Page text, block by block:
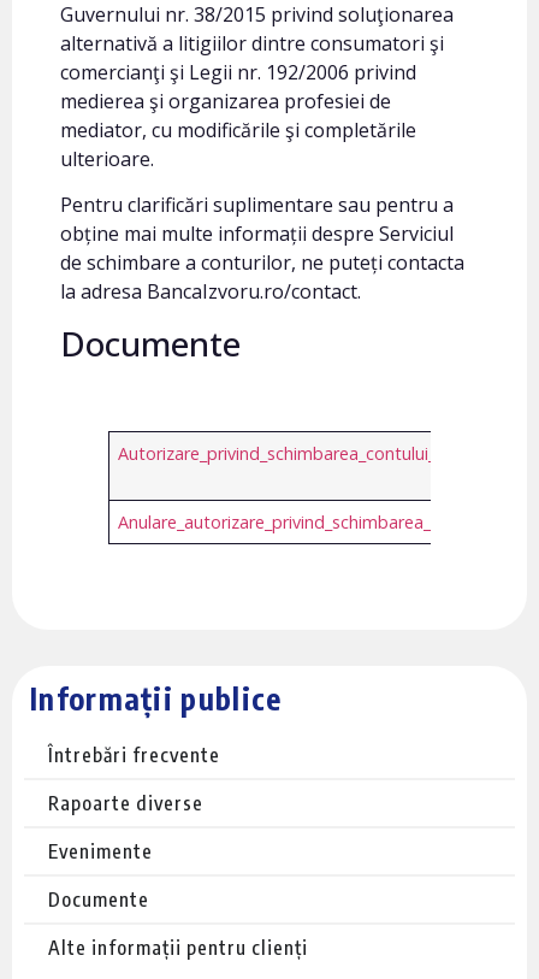
Informații publice
Întrebări frecvente
Rapoarte diverse
Evenimente
Documente
Alte informații pentru clienți
Guvernului nr. 38/2015 privind soluţionarea
alternativă a litigiilor dintre consumatori şi
comercianţi şi Legii nr. 192/2006 privind
medierea şi organizarea profesiei de
mediator, cu modificările şi completările
ulterioare.
Pentru clarificări suplimentare sau pentru a
obține mai multe informații despre Serviciul
de schimbare a conturilor, ne puteți contacta
la adresa BancaIzvoru.ro/contact.
Documente
Autorizare_privind_schimbarea_contului_de_plati.pdf